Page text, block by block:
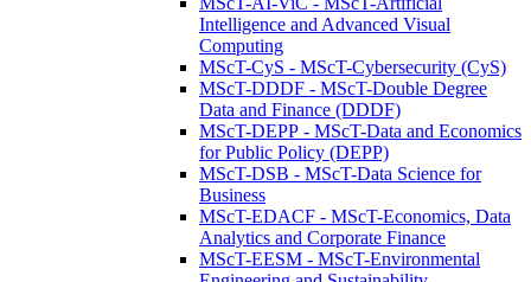
Intelligence and Advanced Visual
Computing
MScT-CyS - MScT-Cybersecurity (CyS)
MScT-DDDF - MScT-Double Degree
Data and Finance (DDDF)
MScT-DEPP - MScT-Data and Economics
for Public Policy (DEPP)
MScT-DSB - MScT-Data Science for
Business
MScT-EDACF - MScT-Economics, Data
Analytics and Corporate Finance
MScT-EESM - MScT-Environmental